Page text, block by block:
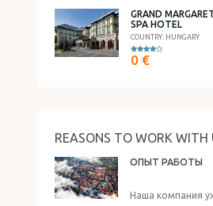
GRAND
SPA HOTEL
COUNTRY: HUNGARY
0 €
REASONS TO WORK WITH
ОПЫТ РАБОТЫ
Наша компания